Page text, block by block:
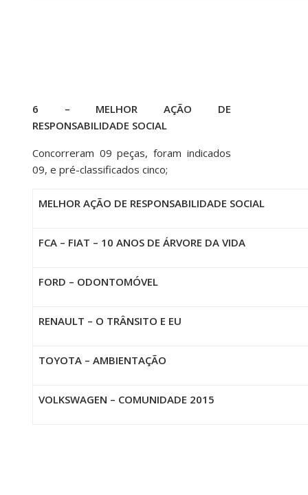
6 – MELHOR AÇÃO DE
RESPONSABILIDADE SOCIAL
Concorreram 09 peças, foram indicados
09, e pré-classificados cinco;
MELHOR AÇÃO DE RESPONSABILIDADE SOCIAL
FCA – FIAT – 10 ANOS DE ÁRVORE DA VIDA
FORD – ODONTOMÓVEL
RENAULT – O TRÂNSITO E EU
TOYOTA – AMBIENTAÇÃO
VOLKSWAGEN – COMUNIDADE 2015